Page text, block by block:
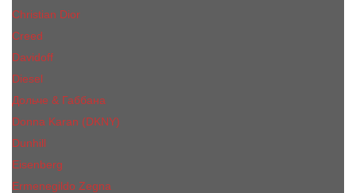
Christian Dior
Creed
Davidoff
Diesel
Дольче & Габбана
Donna Karan (DKNY)
Dunhill
Eisenberg
Ermenegildo Zegna